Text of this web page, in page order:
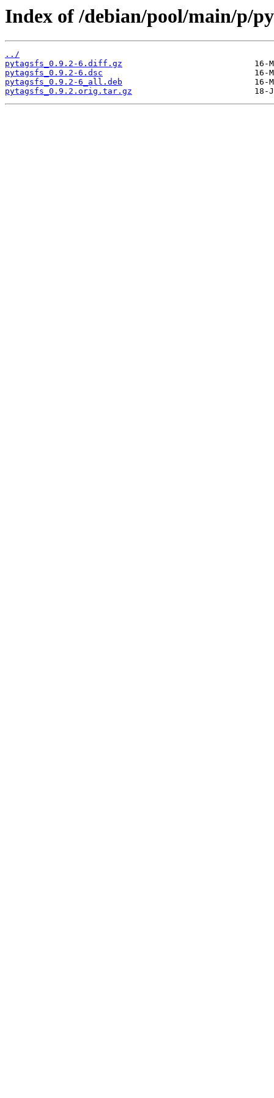
Index of /debian/pool/main/p/
../
pytagsfs_0.9.2-6.diff.gz
pytagsfs_0.9.2-6.dsc
pytagsfs_0.9.2-6_all.deb
pytagsfs_0.9.2.orig.tar.gz